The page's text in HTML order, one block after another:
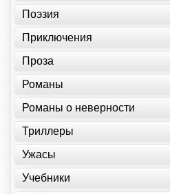
Поэзия
Приключения
Проза
Романы
Романы о неверности
Триллеры
Ужасы
Учебники